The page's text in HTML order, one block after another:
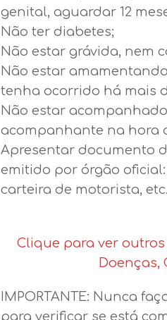
genital, aguardar 12
Não ter diabetes;
Não estar grávida, nem
Não estar
tenha ocorrido há mais
Não estar
acompanhante na hora
Apresentar documento
emitido por órgão oficial:
carteira de motorista, etc.
Clique para ver
Doenças,
IMPORTANTE: Nunca
para verificar se está